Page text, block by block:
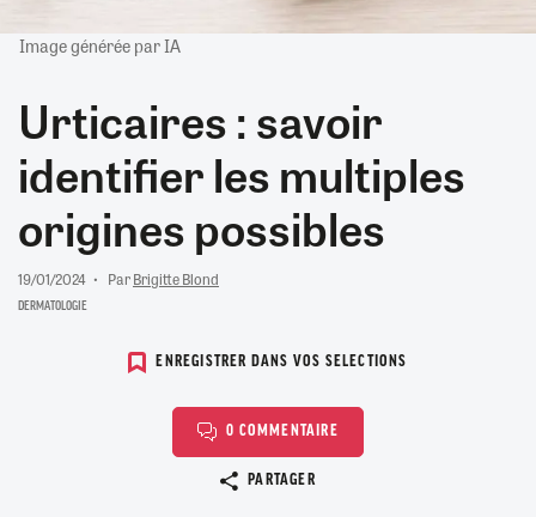
Image générée par IA
Urticaires : savoir
identifier les multiples
origines possibles
19/01/2024 ParBrigitte Blond
DERMATOLOGIE
ENREGISTRER DANS VOS SELECTIONS
0 COMMENTAIRE
PARTAGER